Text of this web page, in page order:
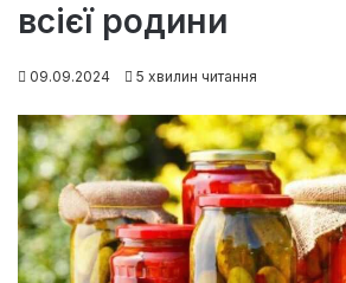
всієї родини
09.09.2024 5 хвилин читання